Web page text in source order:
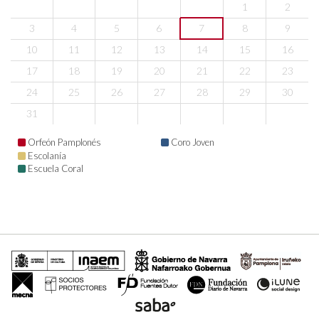
1
2
3
4 5 6 7 8
9
10
11 12 13 14 15
16
17
18 19 20 21 22
23
24
25 26 27 28 29
30
31
Orfeón Pamplonés
Coro Joven
Escolanía
Escuela Coral